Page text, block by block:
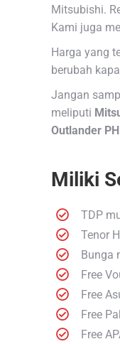
Mitsubishi.
Kami juga
Harga yang
berubah
Jangan
meliputi
Outlander
Miliki
TDP
Tenor
Bunga
Free
Free
Free
Free